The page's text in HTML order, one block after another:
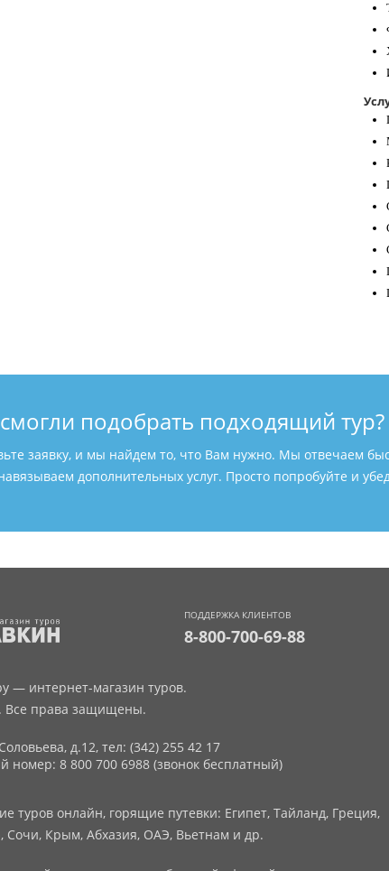
подобрать подходящий тур?
заявку, и мы найдем то, что Вам нужно. Мы отвечаем
дополнительных услуг. Просто попробуйте и
ПОДДЕРЖКА КЛИЕНТОВ
8-800-700-69-88
— интернет-магазин туров.
Все права защищены.
д.12, тел: (342) 255 42 17
номер: 8 800 700 6988 (звонок бесплатный)
туров онлайн, горящие путевки: Египет, Тайланд, Греция,
Сочи, Крым, Абхазия, ОАЭ, Вьетнам и др.